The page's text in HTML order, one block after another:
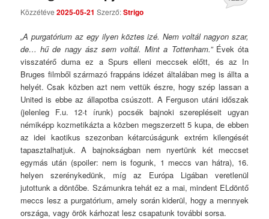
Közzétéve2025-05-21 Szerző:Strigo
„A purgatórium az egy ilyen köztes izé. Nem voltál nagyon szar,
de… hű de nagy ász sem voltál. Mint a Tottenham.”Évek óta
visszatérő duma ez a Spurs elleni meccsek előtt, és az In
Bruges filmből származó frappáns idézet általában meg is állta a
helyét. Csak közben azt nem vettük észre, hogy szép lassan a
United is ebbe az állapotba csúszott. A Ferguson utáni időszak
(jelenleg F.u. 12-t írunk) pocsék bajnoki szerepléseit ugyan
némiképp kozmetikázta a közben megszerzett 5 kupa, de ebben
az idei kaotikus szezonban kétarcúságunk extrém kilengését
tapasztalhatjuk. A bajnokságban nem nyertünk két meccset
egymás után (spoiler: nem is fogunk, 1 meccs van hátra), 16.
helyen szerénykedünk, míg az Európa Ligában veretlenül
jutottunk a döntőbe. Számunkra tehát ez a mai, mindent ELdöntő
meccs lesz a purgatórium, amely során kiderül, hogy a mennyek
országa, vagy örök kárhozat lesz csapatunk további sorsa.